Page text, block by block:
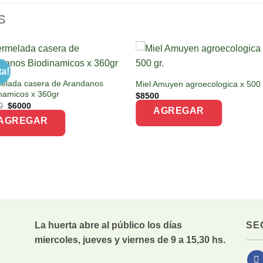
casera de Arandanos
x 360gr
Original
was:
$6000Current
is:
Miel Amuyen agroecologica x 500
$8500
AGREGAR
La huerta abre al público los días
miercoles, jueves y viernes de 9 a 15,30 hs.